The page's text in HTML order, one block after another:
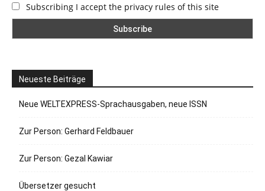
Subscribing I accept the privacy rules of this site
Neueste Beiträge
Neue WELTEXPRESS-Sprachausgaben, neue ISSN
Zur Person: Gerhard Feldbauer
Zur Person: Gezal Kawiar
Übersetzer gesucht